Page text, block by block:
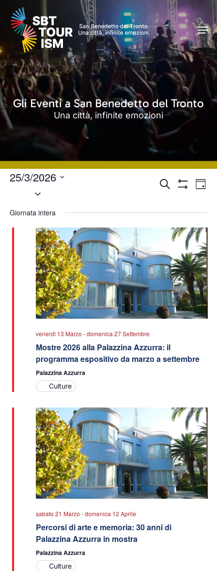
Skip
main
content
Gli Eventi a San Benedetto del Tronto
Una città, infinite emozioni
Eventi
e
viste
Cerca
25/3/2026
Seleziona
Giornata intera
venerdì 13 Marzo -domenica 27 Settembre
Mostre 2026 alla Palazzina Azzurra: il
programma espositivo da marzo a settembre
Palazzina Azzurra
Culture
sabato 21 Marzo -domenica 12 Aprile
Percorsi di arte e memoria: 30 anni di
Palazzina Azzurra in mostra
Palazzina Azzurra
Culture